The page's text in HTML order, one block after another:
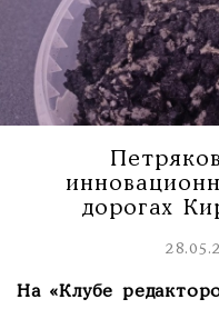
дорогах
На «Клубе